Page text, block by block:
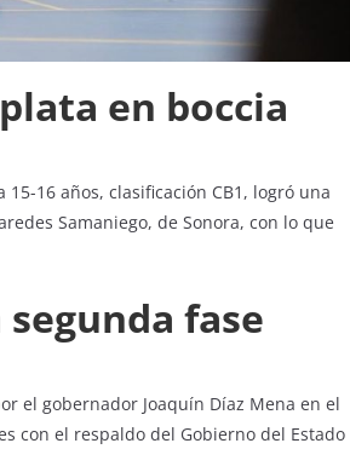
en boccia
16 años, clasificación CB1, logró una
Samaniego, de Sonora, con lo que
fase
el gobernador Joaquín Díaz Mena en el
con el respaldo del Gobierno del Estado